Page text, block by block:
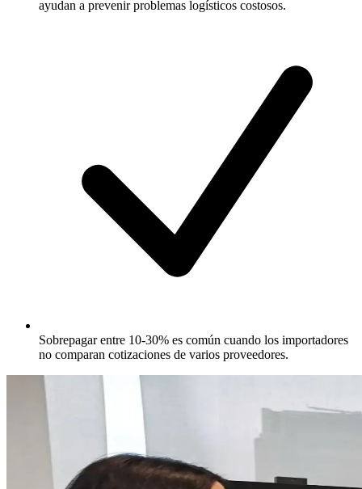
ayudan a prevenir problemas logísticos costosos.
Sobrepagar entre 10-30% es común cuando los importadores
no comparan cotizaciones de varios proveedores.